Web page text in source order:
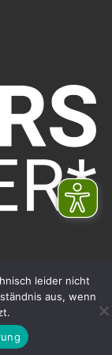
leider nicht
aus, wenn